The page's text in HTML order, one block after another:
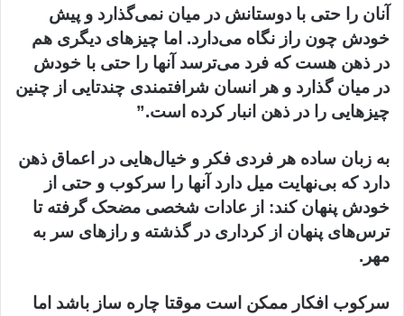
آنان را حتی با دوستانش در میان نمی‌گذارد و پیش
خودش چون راز نگاه می‌دارد. اما چیزهای دیگری هم
در ذهن هست که فرد می‌ترسد آنها را حتی با خودش
در میان گذارد و هر انسان شرافتمندی چندتایی از چنین
چیزهایی را در ذهن انبار کرده است.”
به زبان ساده هر فردی فکر و خیال‌هایی در اعماق ذهن
دارد که بی‌نهایت میل دارد آنها را سرکوب‌ و حتی از
خودش پنهان کند: از عادات شخصی مضحک گرفته تا
ترس‌های پنهان از کرداری در گذشته و رازهای سر به
مهر.
سرکوب افکار ممکن است موقتا چاره ساز باشد اما